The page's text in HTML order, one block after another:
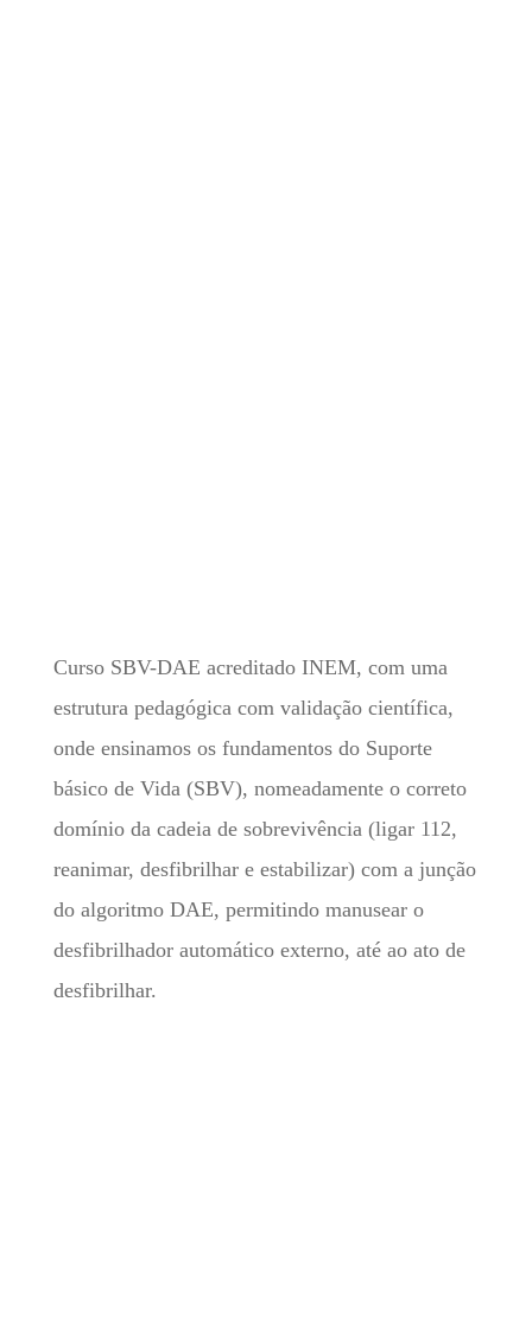
Curso SBV-DAE acreditado INEM, com uma
estrutura pedagógica com validação científica,
onde ensinamos os fundamentos do Suporte
básico de Vida (SBV), nomeadamente o correto
domínio da cadeia de sobrevivência (ligar 112,
reanimar, desfibrilhar e estabilizar) com a junção
do algoritmo DAE, permitindo manusear o
desfibrilhador automático externo, até ao ato de
desfibrilhar.